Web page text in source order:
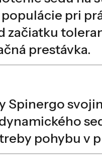
pri
začiatku
prestávka.
Spinergo
pohybu v